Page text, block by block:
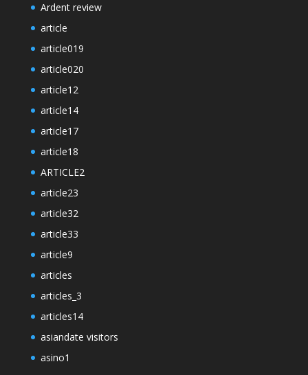
Ardent review
article
article019
article020
article12
article14
article17
article18
ARTICLE2
article23
article32
article33
article9
articles
articles_3
articles14
asiandate visitors
asino1